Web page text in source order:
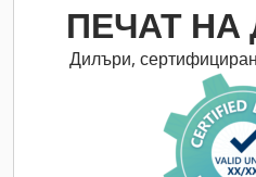
ПЕЧАТ
Дилъри,